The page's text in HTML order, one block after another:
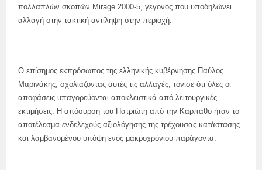
πολλαπλών σκοπών Mirage 2000-5, γεγονός που υποδηλώνει
αλλαγή στην τακτική αντίληψη στην περιοχή.
Ο επίσημος εκπρόσωπος της ελληνικής κυβέρνησης Παύλος
Μαρινάκης, σχολιάζοντας αυτές τις αλλαγές, τόνισε ότι όλες οι
αποφάσεις υπαγορεύονται αποκλειστικά από λειτουργικές
εκτιμήσεις. Η απόσυρση του Πατριώτη από την Καρπάθο ήταν το
αποτέλεσμα ενδελεχούς αξιολόγησης της τρέχουσας κατάστασης
και λαμβανομένου υπόψη ενός μακροχρόνιου παράγοντα.